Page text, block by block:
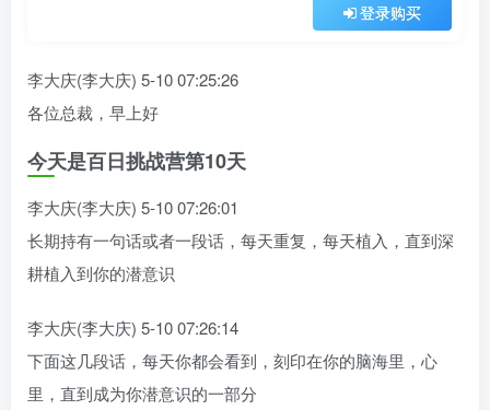
登录购买
李大庆(李大庆) 5-10 07:25:26
各位总裁，早上好
今天是百日挑战营第10天
李大庆(李大庆) 5-10 07:26:01
长期持有一句话或者一段话，每天重复，每天植入，直到深
耕植入到你的潜意识
李大庆(李大庆) 5-10 07:26:14
下面这几段话，每天你都会看到，刻印在你的脑海里，心
里，直到成为你潜意识的一部分